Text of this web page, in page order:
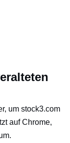
um stock3.com
auf Chrome,